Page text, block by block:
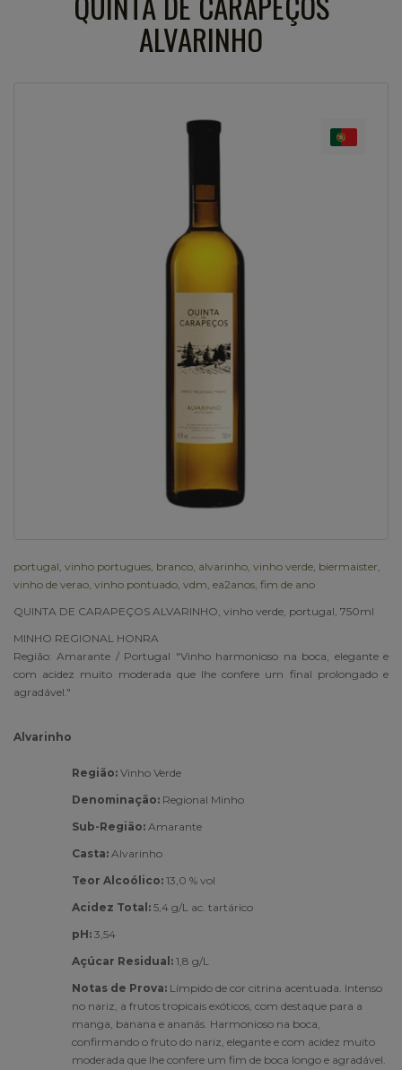
ALVARINHO
portugal vinho portugues branco alvarinho vinho verde biermaister
vinho de verao vinho pontuado vdm ea2anos fim de ano
QUINTA DE CARAPEÇOS ALVARINHO, vinho verde, portugal, 750ml
MINHO REGIONAL HONRA
Região: Amarante / Portugal "Vinho harmonioso na boca, elegante e
com acidez muito moderada que lhe confere um final prolongado e
agradável."
Alvarinho
Região: Vinho Verde
Denominação: Regional Minho
Sub-Região: Amarante
Casta: Alvarinho
Teor Alcoólico: 13,0 % vol
Acidez Total: 5,4 g/L ac. tartárico
pH: 3,54
Açúcar Residual: 1,8 g/L
Notas de Prova: Límpido de cor citrina acentuada. Intenso
no nariz, a frutos tropicais exóticos, com destaque para a
manga, banana e ananás. Harmonioso na boca,
confirmando o fruto do nariz, elegante e com acidez muito
moderada que lhe confere um fim de boca longo e agradável.